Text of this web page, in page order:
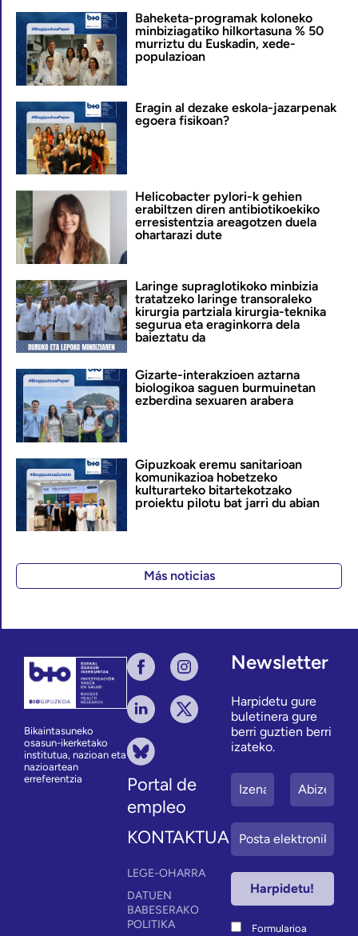
Baheketa-programak koloneko
minbiziagatiko hilkortasuna % 50
murriztu du Euskadin, xede-
populazioan
Eragin al dezake eskola-jazarpenak
egoera fisikoan?
Helicobacter pylori-k gehien
erabiltzen diren antibiotikoekiko
erresistentzia areagotzen duela
ohartarazi dute
Laringe supraglotikoko minbizia
tratatzeko laringe transoraleko
kirurgia partziala kirurgia-teknika
segurua eta eraginkorra dela
baieztatu da
Gizarte-interakzioen aztarna
biologikoa saguen burmuinetan
ezberdina sexuaren arabera
Gipuzkoak eremu sanitarioan
komunikazioa hobetzeko
kulturarteko bitartekotzako
proiektu pilotu bat jarri du abian
Más noticias
Bikaintasuneko
osasun-ikerketako
institutua, nazioan eta
nazioartean
erreferentzia
Portal de
empleo
KONTAKTUA
LEGE-OHARRA
DATUEN
BABESERAKO
POLITIKA
Newsletter
Harpidetu gure
buletinera gure
berri guztien berri
izateko.
Formularioa